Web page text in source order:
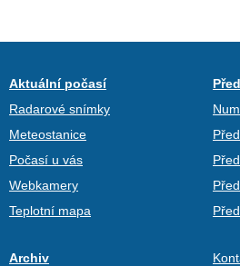
Aktuální počasí
Radarové snímky
Meteostanice
Počasí u vás
Webkamery
Teplotní mapa
Archiv